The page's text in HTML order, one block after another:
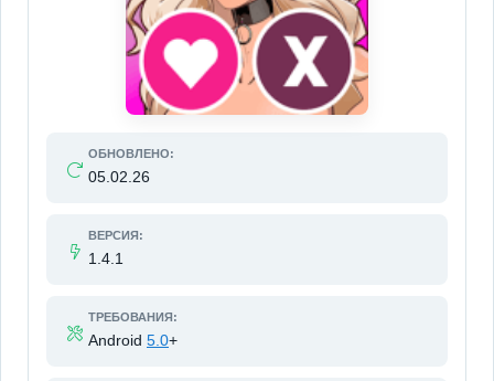
ОБНОВЛЕНО:
05.02.26
ВЕРСИЯ:
1.4.1
ТРЕБОВАНИЯ:
Android 5.0+